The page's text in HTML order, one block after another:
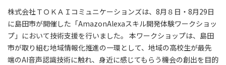
株式会社ＴＯＫＡＩコミュニケーションズは、8月８日・8月29日
に島田市が開催した「AmazonAlexaスキル開発体験ワークショッ
プ」において技術支援を行いました。 本ワークショップは、島田
市が取り組む地域情報化推進の一環として、地域の高校生が最先
端のAI音声認識技術に触れ、身近に感じてもらう機会の創出を目的